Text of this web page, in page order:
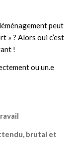
peut
» ? Alors oui c’est
!
ou un.e
brutal et